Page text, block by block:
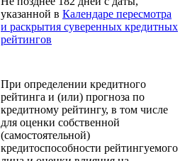
указанной в Календаре пересмотра
и раскрытия суверенных кредитных
рейтингов
При определении кредитного
рейтинга и (или) прогноза по
кредитному рейтингу, в том числе
для оценки собственной
(самостоятельной)
кредитоспособности рейтингуемого